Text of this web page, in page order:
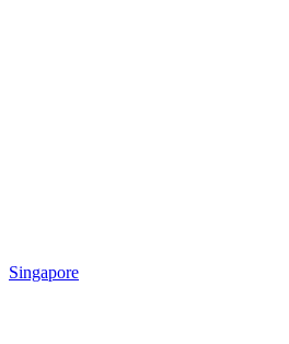
Singapore